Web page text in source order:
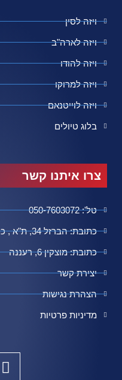
ויזה לסין
ויזה לארה"ב
ויזה להודו
ויזה למרוקו
ויזה לוייטנאם
בלוג טיולים
צרו איתנו קשר
טל': 050-7603072
כתובת: הברזל 34, ת"א , כניסה B, קומה 3
כתובת: מוצקין 6, רעננה
יצירת קשר
הצהרת נגישות
מדיניות פרטיות